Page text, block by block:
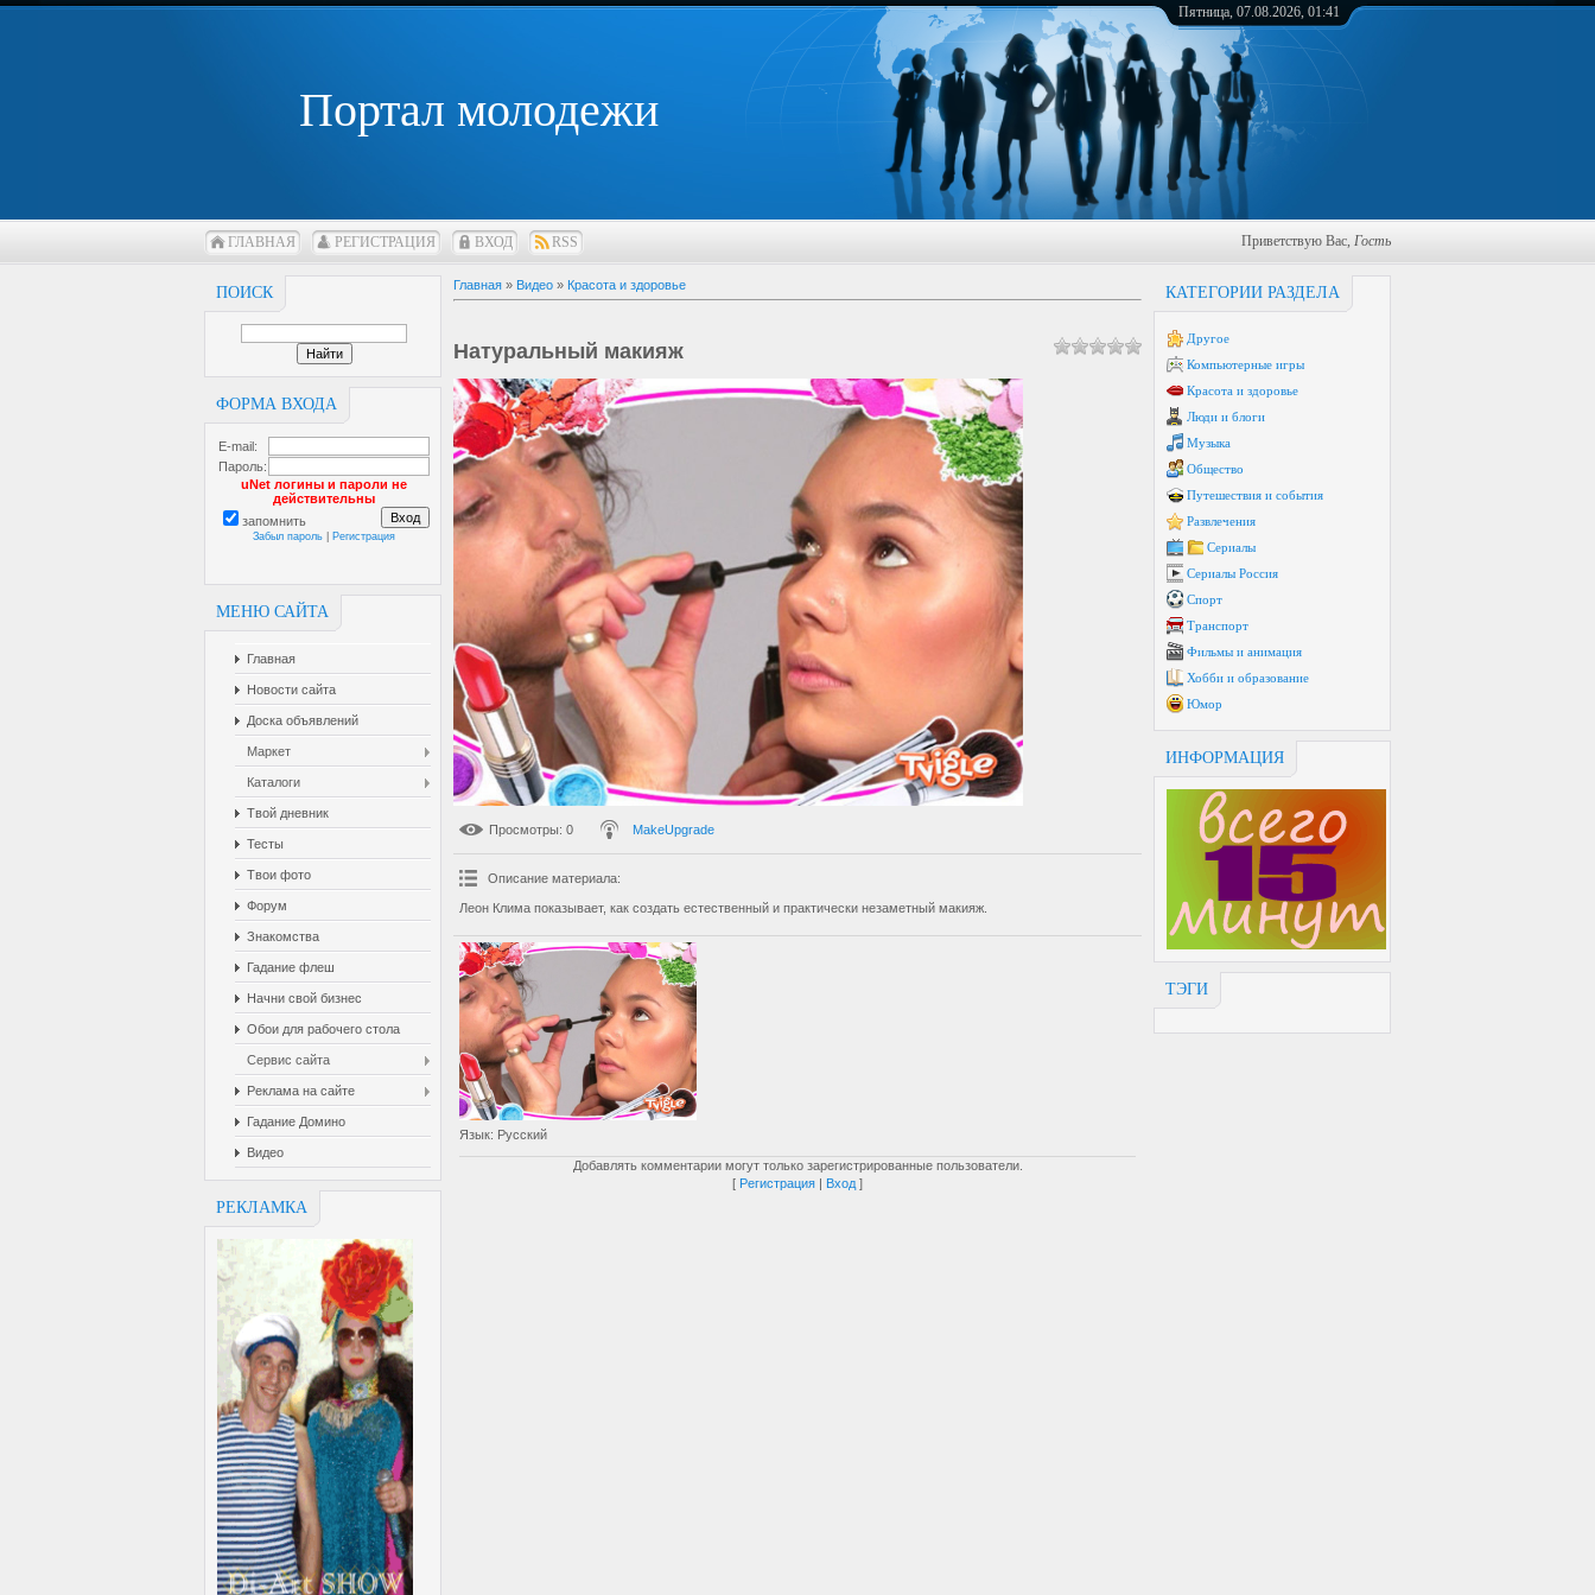
Портал молодежи
Пятница, 07.08.2026, 01:41
ГЛАВНАЯ РЕГИСТРАЦИЯ ВХОД RSS Приветствую Вас, Гость
ПОИСК
ФОРМА ВХОДА
E-mail:
Пароль:
uNet логины и пароли не
действительны
запомнить
Забыл пароль Регистрация
МЕНЮ САЙТА
Главная
Новости сайта
Доска объявлений
Маркет
Каталоги
Твой дневник
Тесты
Твои фото
Форум
Знакомства
Гадание флеш
Начни свой бизнес
Обои для рабочего стола
Сервис сайта
Реклама на сайте
Гадание Домино
Видео
РЕКЛАМКА
КАТЕГОРИИ РАЗДЕЛА
Другое
Компьютерные игры
Красота и здоровье
Люди и блоги
Музыка
Общество
Путешествия и события
Развлечения
Сериалы
Сериалы Россия
Спорт
Транспорт
Фильмы и анимация
Хобби и образование
Юмор
ИНФОРМАЦИЯ
ТЭГИ
Главная » Видео » Красота и здоровье
Натуральный макияж
Просмотры: 0 MakeUpgrade
Описание материала:
Леон Клима показывает, как создать естественный и практически незаметный макияж.
Язык: Русский
Добавлять комментарии могут только зарегистрированные пользователи.
[ Регистрация | Вход ]